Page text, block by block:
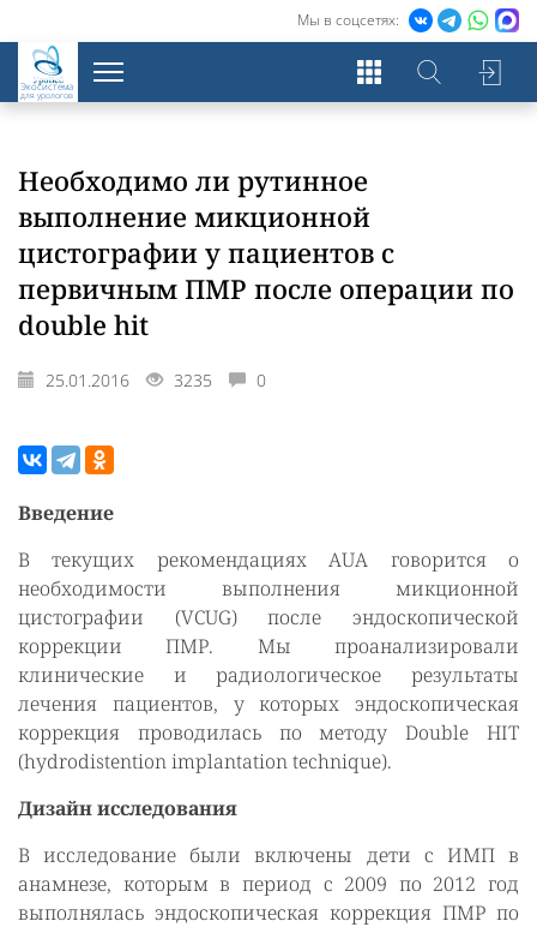
Мы в соцсетях:
Экосистема
для урологов
Необходимо ли рутинное
выполнение микционной
цистографии у пациентов с
первичным ПМР после операции по
double hit
25.01.2016 3235 0
Введение
В текущих рекомендациях AUA говорится о
необходимости выполнения микционной
цистографии (VCUG) после эндоскопической
коррекции ПМР. Мы проанализировали
клинические и радиологическое результаты
лечения пациентов, у которых эндоскопическая
коррекция проводилась по методу Double HIT
(hydrodistention implantation technique).
Дизайн исследования
В исследование были включены дети с ИМП в
анамнезе, которым в период с 2009 по 2012 год
выполнялась эндоскопическая коррекция ПМР по